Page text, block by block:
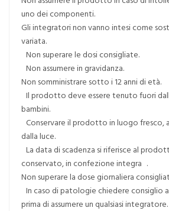
uno dei componenti.
Gli integratori non vanno intesi come
variata.
Non superare le dosi consigliate.
Non assumere in gravidanza.
Non somministrare sotto i 12 anni di età.
Il prodotto deve essere tenuto fuori
bambini.
Conservare il prodotto in luogo fresco,
dalla luce.
La data di scadenza si riferisce al
conservato, in confezione integra .
Non superare la dose giornaliera
In caso di patologie chiedere consiglio
prima di assumere un qualsiasi integratore.